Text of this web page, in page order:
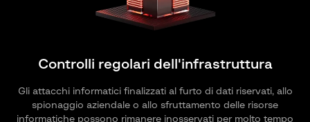
Controlli regolari dell'infrastruttura
Gli attacchi informatici finalizzati al furto di dati riservati, allo
spionaggio aziendale o allo sfruttamento delle risorse
informatiche possono rimanere inosservati per molto tempo